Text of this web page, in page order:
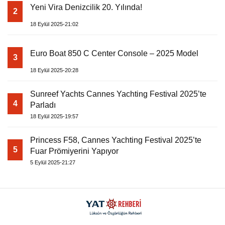
2 Yeni Vira Denizcilik 20. Yılında!
18 Eylül 2025-21:02
3 Euro Boat 850 C Center Console – 2025 Model
18 Eylül 2025-20:28
4
Sunreef Yachts Cannes Yachting Festival 2025’te
Parladı
18 Eylül 2025-19:57
5
Princess F58, Cannes Yachting Festival 2025’te
Fuar Prömiyerini Yapıyor
5 Eylül 2025-21:27